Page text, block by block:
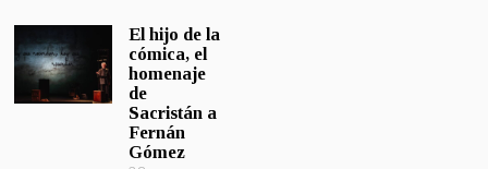
El hijo de la
cómica, el
homenaje
de
Sacristán a
Fernán
Gómez